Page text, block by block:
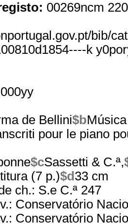
00269ncm
bib/
k
de Bellini$b
pour le piano
$cSassetti & C.ª,
(7 p.)$d 33 cm
ch.: S.e C.ª 247
Conservatório
Conservatório